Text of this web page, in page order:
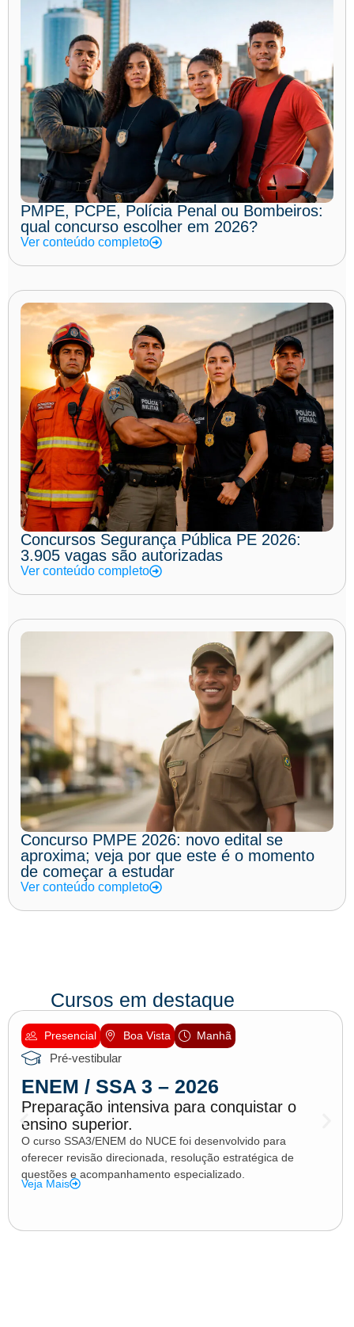
PMPE, PCPE, Polícia Penal ou Bombeiros:
qual concurso escolher em 2026?
Ver conteúdo completo
Concursos Segurança Pública PE 2026:
3.905 vagas são autorizadas
Ver conteúdo completo
Concurso PMPE 2026: novo edital se
aproxima; veja por que este é o momento
de começar a estudar
Ver conteúdo completo
Cursos em destaque
Presencial Boa Vista Manhã
Pré-vestibular
ENEM / SSA 3 – 2026
Preparação intensiva para conquistar o
ensino superior.
O curso SSA3/ENEM do NUCE foi desenvolvido para
oferecer revisão direcionada, resolução estratégica de
questões e acompanhamento especializado.
Veja Mais